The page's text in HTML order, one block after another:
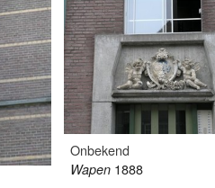
Onbekend
Wapen 1888